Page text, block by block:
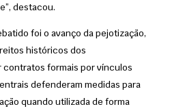
destacou.
foi o avanço da pejotização,
históricos dos
formais por vínculos
defenderam medidas para
quando utilizada de forma